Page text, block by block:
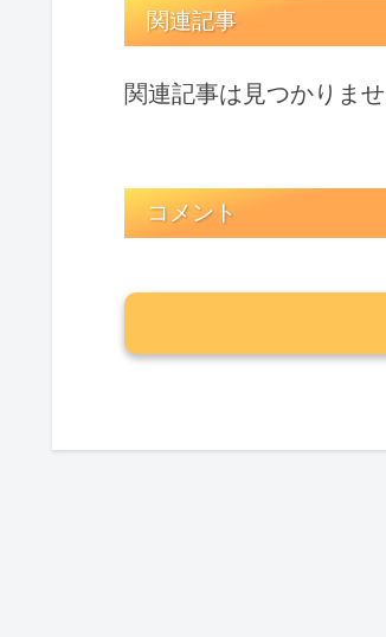
関連記事
関連記事は見つかりませ
コメント